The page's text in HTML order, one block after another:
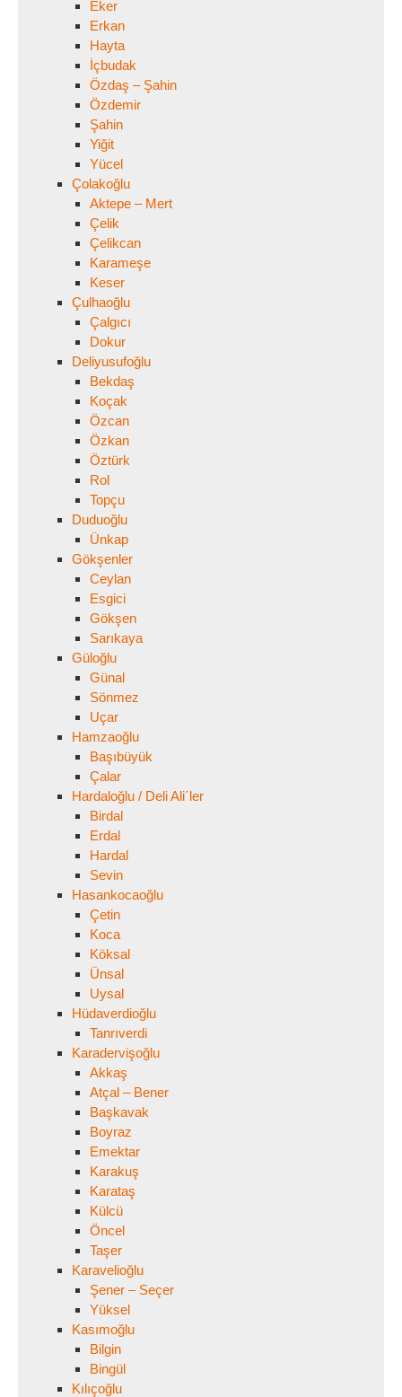
Eker
Erkan
Hayta
İçbudak
Özdaş – Şahin
Özdemir
Şahin
Yiğit
Yücel
Çolakoğlu
Aktepe – Mert
Çelik
Çelikcan
Karameşe
Keser
Çulhaoğlu
Çalgıcı
Dokur
Deliyusufoğlu
Bekdaş
Koçak
Özcan
Özkan
Öztürk
Rol
Topçu
Duduoğlu
Ünkap
Gökşenler
Ceylan
Esgici
Gökşen
Sarıkaya
Güloğlu
Günal
Sönmez
Uçar
Hamzaoğlu
Başıbüyük
Çalar
Hardaloğlu / Deli Ali´ler
Birdal
Erdal
Hardal
Sevin
Hasankocaoğlu
Çetin
Koca
Köksal
Ünsal
Uysal
Hüdaverdioğlu
Tanrıverdi
Karadervişoğlu
Akkaş
Atçal – Bener
Başkavak
Boyraz
Emektar
Karakuş
Karataş
Külcü
Öncel
Taşer
Karavelioğlu
Şener – Seçer
Yüksel
Kasımoğlu
Bilgin
Bingül
Kılıçoğlu